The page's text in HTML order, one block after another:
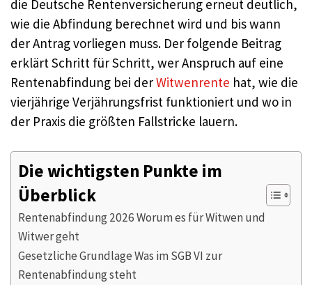
die Deutsche Rentenversicherung erneut deutlich,
wie die Abfindung berechnet wird und bis wann
der Antrag vorliegen muss. Der folgende Beitrag
erklärt Schritt für Schritt, wer Anspruch auf eine
Rentenabfindung bei derWitwenrente hat, wie die
vierjährige Verjährungsfrist funktioniert und wo in
der Praxis die größten Fallstricke lauern.
Die wichtigsten Punkte im
Überblick
Rentenabfindung 2026 Worum es für Witwen und
Witwer geht
Gesetzliche Grundlage Was im SGB VI zur
Rentenabfindung steht